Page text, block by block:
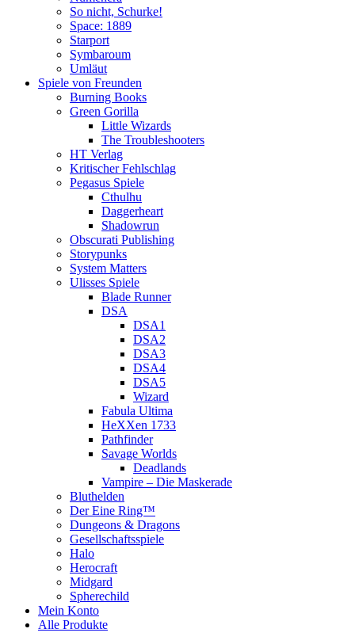
So nicht, Schurke!
Space: 1889
Starport
Symbaroum
Umläut
Spiele von Freunden
Burning Books
Green Gorilla
Little Wizards
The Troubleshooters
HT Verlag
Kritischer Fehlschlag
Pegasus Spiele
Cthulhu
Daggerheart
Shadowrun
Obscurati Publishing
Storypunks
System Matters
Ulisses Spiele
Blade Runner
DSA
DSA1
DSA2
DSA3
DSA4
DSA5
Wizard
Fabula Ultima
HeXXen 1733
Pathfinder
Savage Worlds
Deadlands
Vampire – Die Maskerade
Bluthelden
Der Eine Ring™
Dungeons & Dragons
Gesellschaftsspiele
Halo
Herocraft
Midgard
Spherechild
Mein Konto
Alle Produkte